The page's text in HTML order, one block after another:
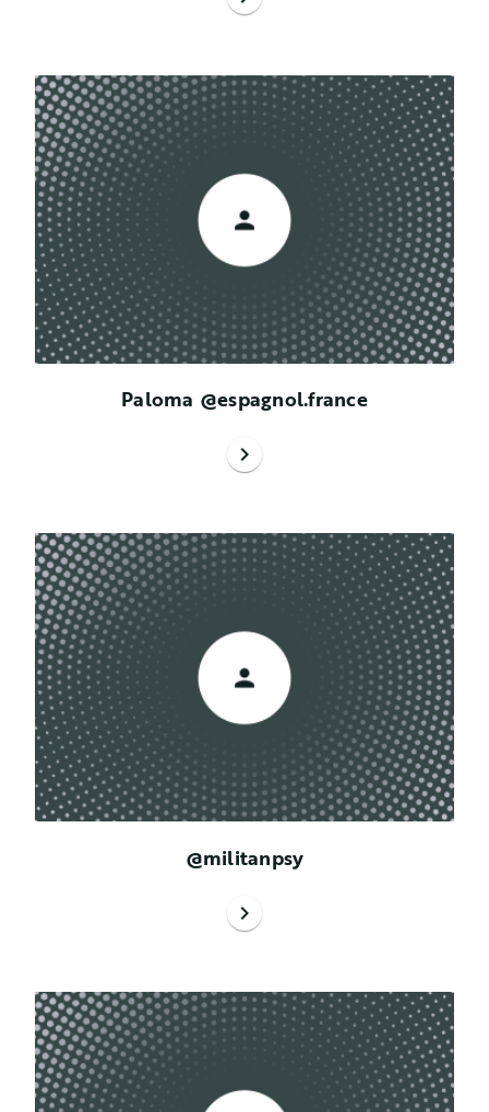
Paloma @espagnol.france
chevron_right
@militanpsy
chevron_right